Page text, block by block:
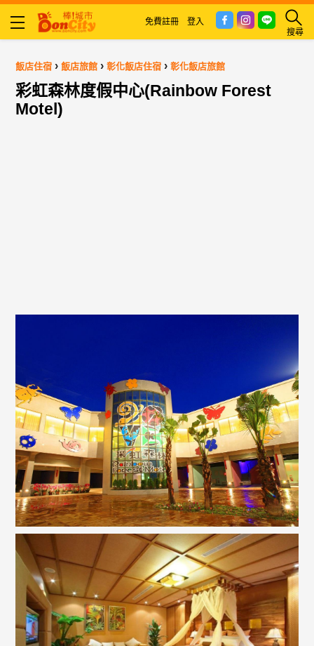
搜尋
免費註冊 登入
飯店住宿 ›飯店旅館 ›彰化飯店住宿 ›彰化飯店旅館
彩虹森林度假中心(Rainbow Forest
Motel)